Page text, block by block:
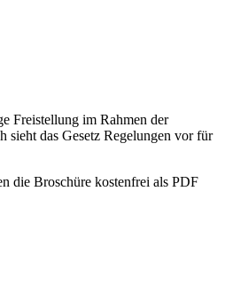
Freistellung im Rahmen der
sieht das Gesetz Regelungen vor für
die Broschüre kostenfrei als PDF